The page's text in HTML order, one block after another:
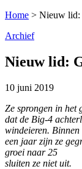
Home > Nieuw lid:
Archief
Nieuw lid:
10 juni 2019
Ze sprongen in het
dat de Big-4
windeieren. Binnen
een jaar zijn ze
groei naar 25
sluiten ze niet uit.